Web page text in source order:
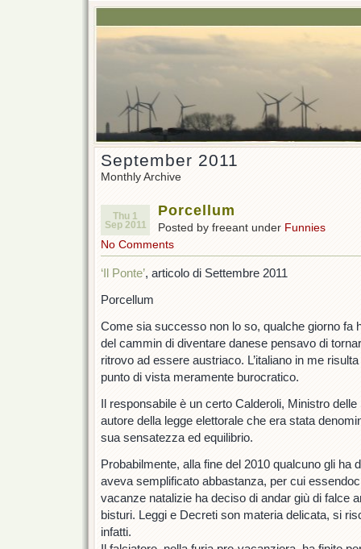
September 2011
Monthly Archive
Thu 1
Sep 2011
Porcellum
Posted by freeant under Funnies
No Comments
‘Il Ponte’, articolo di Settembre 2011
Porcellum
Come sia successo non lo so, qualche giorno fa
del cammin di diventare danese pensavo di
ritrovo ad essere austriaco. L’italiano in me
punto di vista meramente burocratico.
Il responsabile è un certo Calderoli, Ministro
autore della legge elettorale che era stata
sua sensatezza ed equilibrio.
Probabilmente, alla fine del 2010 qualcuno gli ha
aveva semplificato abbastanza, per cui
vacanze natalizie ha deciso di andar giù di falce
bisturi. Leggi e Decreti son materia delicata, si
infatti.